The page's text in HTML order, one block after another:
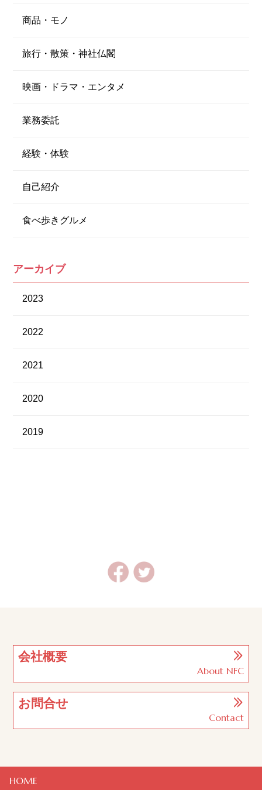
商品・モノ
旅行・散策・神社仏閣
映画・ドラマ・エンタメ
業務委託
経験・体験
自己紹介
食べ歩きグルメ
アーカイブ
2023
2022
2021
2020
2019
会社概要
About NFC
お問合せ
Contact
HOME